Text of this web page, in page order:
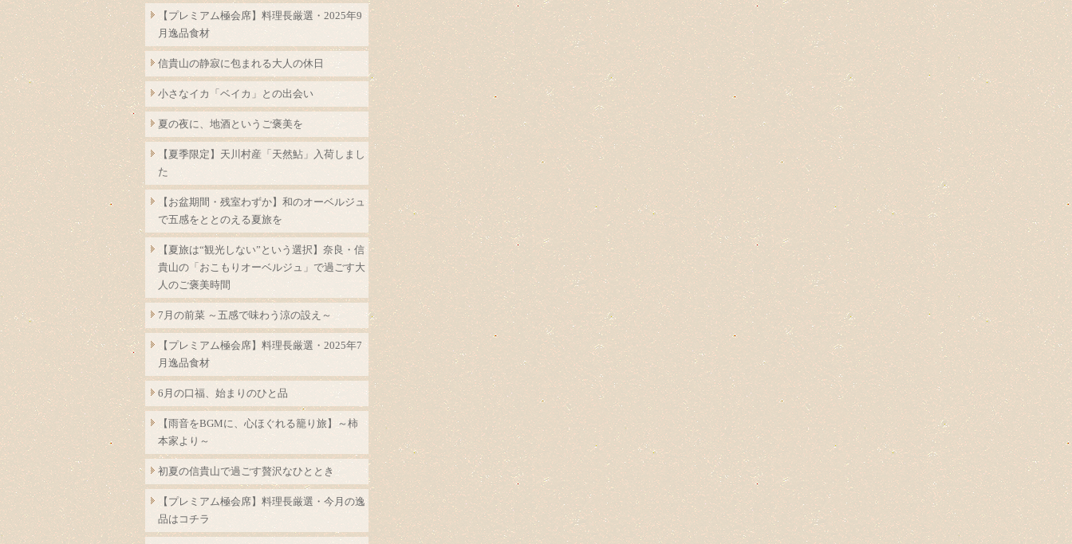
【プレミアム極会席】料理長厳選・2025年9
月逸品食材
信貴山の静寂に包まれる大人の休日
小さなイカ「ベイカ」との出会い
夏の夜に、地酒というご褒美を
【夏季限定】天川村産「天然鮎」入荷しまし
た
【お盆期間・残室わずか】和のオーベルジュ
で五感をととのえる夏旅を
【夏旅は“観光しない”という選択】奈良・信
貴山の「おこもりオーベルジュ」で過ごす大
人のご褒美時間
7月の前菜 ～五感で味わう涼の設え～
【プレミアム極会席】料理長厳選・2025年7
月逸品食材
6月の口福、始まりのひと品
【雨音をBGMに、心ほぐれる籠り旅】～柿
本家より～
初夏の信貴山で過ごす贅沢なひととき
【プレミアム極会席】料理長厳選・今月の逸
品はコチラ